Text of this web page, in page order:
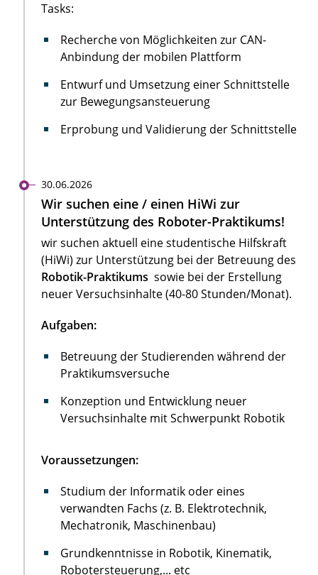
Tasks:
Recherche von Möglichkeiten zur CAN-
Anbindung der mobilen Plattform
Entwurf und Umsetzung einer Schnittstelle
zur Bewegungsansteuerung
Erprobung und Validierung der Schnittstelle
30.06.2026
Wir suchen eine / einen HiWi zur
Unterstützung des Roboter-Praktikums!
wir suchen aktuell eine studentische Hilfskraft
(HiWi) zur Unterstützung bei der Betreuung des
Robotik-Praktikums sowie bei der Erstellung
neuer Versuchsinhalte (40-80 Stunden/Monat).
Aufgaben:
Betreuung der Studierenden während der
Praktikumsversuche
Konzeption und Entwicklung neuer
Versuchsinhalte mit Schwerpunkt Robotik
Voraussetzungen:
Studium der Informatik oder eines
verwandten Fachs (z. B. Elektrotechnik,
Mechatronik, Maschinenbau)
Grundkenntnisse in Robotik, Kinematik,
Robotersteuerung,... etc